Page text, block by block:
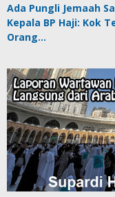
Ada Pungli Jemaah
Kepala BP Haji: Kok
Orang…